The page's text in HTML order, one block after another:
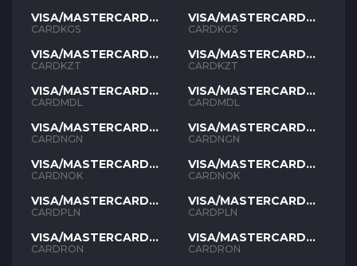
VISA/MASTERCARD
KGS
CARDKGS
VISA/MASTERCARD
KZT
CARDKZT
VISA/MASTERCARD
MDL
CARDMDL
VISA/MASTERCARD
NGN
CARDNGN
VISA/MASTERCARD
NOK
CARDNOK
VISA/MASTERCARD
PLN
CARDPLN
VISA/MASTERCARD
RON
CARDRON
VISA/MASTERCARD
KGS
CARDKGS
VISA/MASTERCARD
KZT
CARDKZT
VISA/MASTERCARD
MDL
CARDMDL
VISA/MASTERCARD
NGN
CARDNGN
VISA/MASTERCARD
NOK
CARDNOK
VISA/MASTERCARD
PLN
CARDPLN
VISA/MASTERCARD
RON
CARDRON